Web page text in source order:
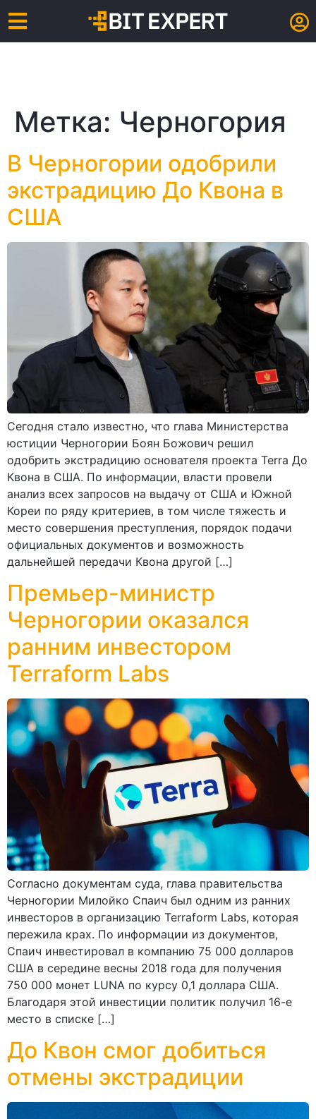
Метка: Черногория
В Черногории одобрили
экстрадицию До Квона в
США
Сегодня стало известно, что глава Министерства
юстиции Черногории Боян Божович решил
одобрить экстрадицию основателя проекта Terra До
Квона в США. По информации, власти провели
анализ всех запросов на выдачу от США и Южной
Кореи по ряду критериев, в том числе тяжесть и
место совершения преступления, порядок подачи
официальных документов и возможность
дальнейшей передачи Квона другой […]
Премьер-министр
Черногории оказался
ранним инвестором
Terraform Labs
Согласно документам суда, глава правительства
Черногории Милойко Спаич был одним из ранних
инвесторов в организацию Terraform Labs, которая
пережила крах. По информации из документов,
Спаич инвестировал в компанию 75 000 долларов
США в середине весны 2018 года для получения
750 000 монет LUNA по курсу 0,1 доллара США.
Благодаря этой инвестиции политик получил 16-е
место в списке […]
До Квон смог добиться
отмены экстрадиции